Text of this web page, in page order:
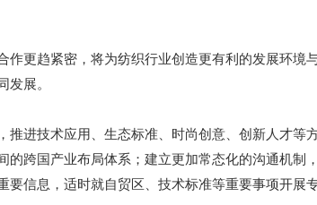
更趋紧密，将为纺织行业创造更有利的发展环境
展。
进技术应用、生态标准、时尚创意、创新人才等
跨国产业布局体系；建立更加常态化的沟通机制
信息，适时就自贸区、技术标准等重要事项开展